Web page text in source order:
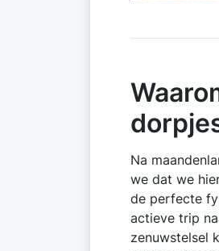
Na
we dat we
de perfecte
actieve trip
zenuwstelsel